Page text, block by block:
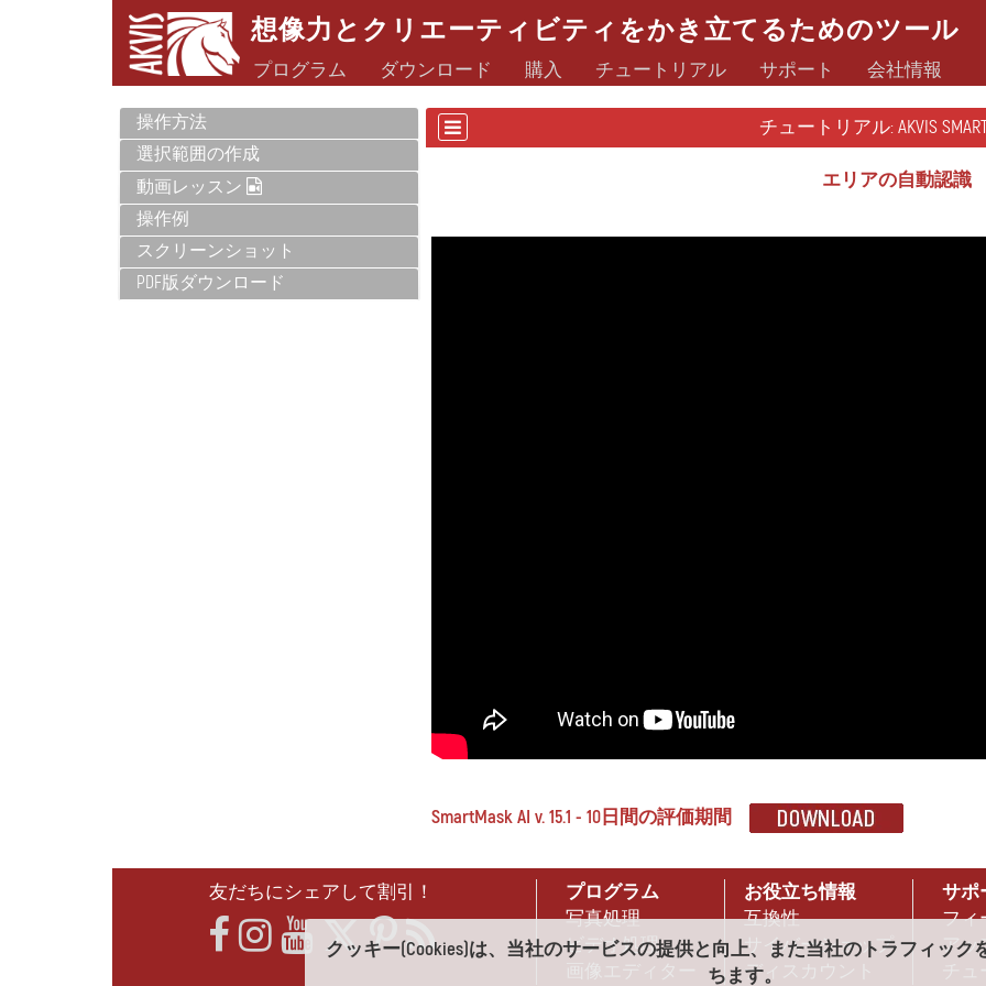
クッキー(Cookies)は、当社のサービスの提供と向上、また当社のトラフィック
ちます。
想像力とクリエーティビティをかき立てるためのツール
プログラム ダウンロード 購入 チュートリアル サポート 会社情報
操作方法
選択範囲の作成
動画レッスン
操作例
スクリーンショット
PDF版ダウンロード
チュートリアル: AKVIS
エリアの自動認識
SmartMask AI v. 15.1 - 10日間の評価期間
友だちにシェアして割引！
プログラム
写真処理
ビデオ処理
お役立ち情報
互換性
サイバーショップ
ディスカウント
サポ
フィ
アッ